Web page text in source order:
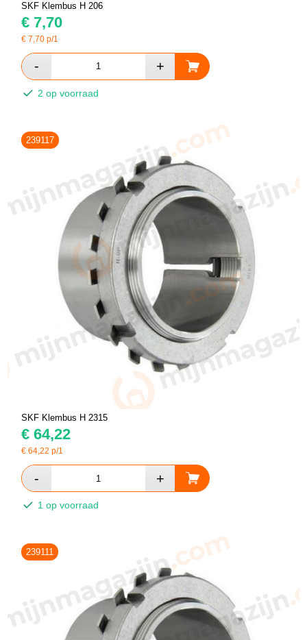
SKF Klembus H 206
€ 7,70
€7,70 p/1
2 op voorraad
239117
SKF Klembus H 2315
€ 64,22
€64,22 p/1
1 op voorraad
239111